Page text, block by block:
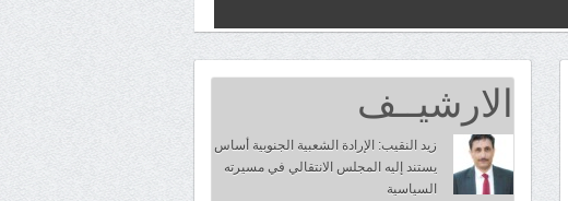
الارشيــف
زيد النقيب: الإرادة الشعبية الجنوبية أساس
يستند إليه المجلس الانتقالي في مسيرته
السياسية